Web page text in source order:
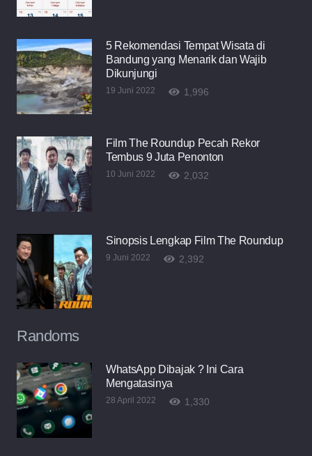
5 Rekomendasi Tempat Wisata di
Bandung yang Menarik dan Wajib
Dikunjungi
19 Juni 2022 1,996
Film The Roundup Pecah Rekor
Tembus 9 Juta Penonton
10 Juni 2022 2,032
Sinopsis Lengkap Film The Roundup
9 Juni 2022 2,392
Randoms
WhatsApp Dibajak ? Ini Cara
Mengatasinya
28 April 2022 1,330